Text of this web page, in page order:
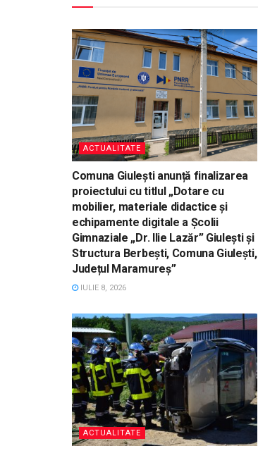
ACTUALITATE
Comuna Giulești anunță finalizarea
proiectului cu titlul „Dotare cu
mobilier, materiale didactice și
echipamente digitale a Școlii
Gimnaziale „Dr. Ilie Lazăr” Giulești și
Structura Berbești, Comuna Giulești,
Județul Maramureș”
IULIE 8, 2026
ACTUALITATE